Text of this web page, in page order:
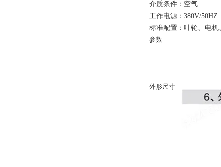
介质条件：空气
工作电源：380V/50HZ
标准配置：叶轮、电
参数
外形尺寸